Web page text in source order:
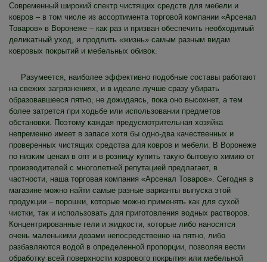
Современный широкий спектр чистящих средств для мебели и
ковров – в том числе из ассортимента торговой компании «Арсенал
Товаров» в Воронеже – как раз и призван обеспечить необходимый
деликатный уход, и продлить «жизнь» самым разным видам
ковровых покрытий и мебельных обивок.
Разумеется, наиболее эффективно подобные составы работают
на свежих загрязнениях, и в идеале лучше сразу убирать
образовавшееся пятно, не дожидаясь, пока оно высохнет, а тем
более затрется при ходьбе или использовании предметов
обстановки. Поэтому каждая предусмотрительная хозяйка
непременно имеет в запасе хотя бы одно-два качественных и
проверенных чистящих средства для ковров и мебели. В Воронеже
по низким ценам в опт и в розницу купить такую бытовую химию от
производителей с многолетней репутацией предлагает, в
частности, наша торговая компания «Арсенал Товаров». Сегодня в
магазине можно найти самые разные варианты выпуска этой
продукции – порошки, которые можно применять как для сухой
чистки, так и использовать для приготовления водных растворов.
Концентрированные гели и жидкости, которые либо наносятся
очень маленькими дозами непосредственно на пятно, либо
разбавляются водой в определенной пропорции, позволяя вести
обработку всей поверхности коврового покрытия или мебельной